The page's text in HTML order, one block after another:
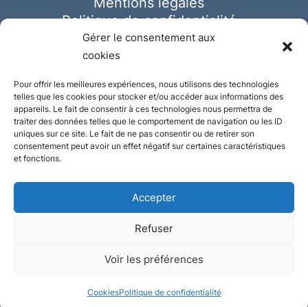
Gérer le consentement aux
cookies
Pour offrir les meilleures expériences, nous utilisons des technologies
telles que les cookies pour stocker et/ou accéder aux informations des
appareils. Le fait de consentir à ces technologies nous permettra de
traiter des données telles que le comportement de navigation ou les ID
uniques sur ce site. Le fait de ne pas consentir ou de retirer son
consentement peut avoir un effet négatif sur certaines caractéristiques
et fonctions.
Accepter
Refuser
Voir les préférences
CookiesPolitique de confidentialité
Politique de confidentialité
Cookies
Conception et réalisation :Plate